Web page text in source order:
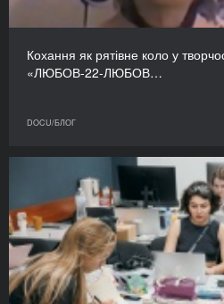
Кохання як рятівне коло у
«ЛЮБОВ-22-ЛЮБОВ…
DOCU/БЛОГ